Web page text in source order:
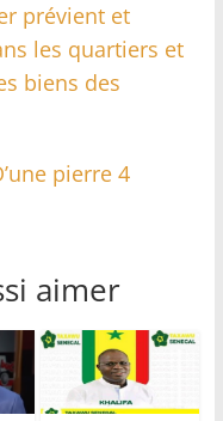
prévient et
les quartiers et
biens des
pierre 4
aimer